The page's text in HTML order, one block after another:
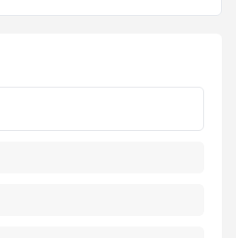
işlenmesine ilişkinAydınlatma
ve kişisel verilerimin belirtilen
kabul ediyorum.